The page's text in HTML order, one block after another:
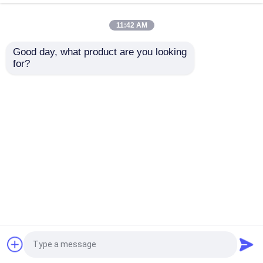
betaalbare prijs
Fabriek.Copyright © 2026 Shanghai Jiaming
11:42 AM
Good day, what product are you looking
for?